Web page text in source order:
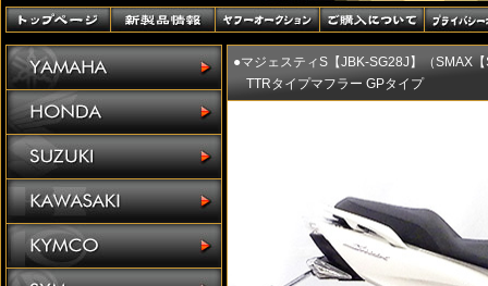
●マジェスティS【JBK-SG28J】（SMAX
TTRタイプマフラー GPタイプ